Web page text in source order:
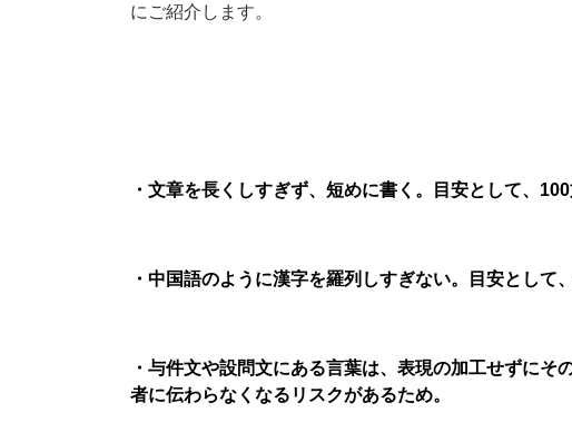
にご紹介します。
・文章を長くしすぎず、短めに書く。目安として、
・中国語のように漢字を羅列しすぎない。目安として
・与件文や設問文にある言葉は、表現の加工せずに
者に伝わらなくなるリスクがあるため。